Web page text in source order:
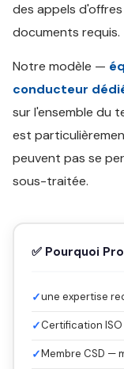
des appels
documents requis.
Notre modèle —
conducteur
sur l'ensemble du
est
peuvent pas se
sous-traitée.
✅ Pourquoi
✓une expertise
✓Certification
✓Membre CSD —